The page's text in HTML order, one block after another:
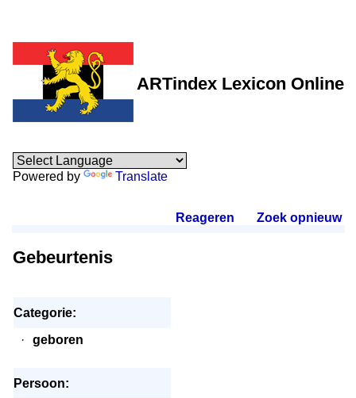
ARTindex Lexicon Online
Powered by Translate
Reageren Zoek opnieuw.
Gebeurtenis
Categorie:
·
geboren
Persoon: